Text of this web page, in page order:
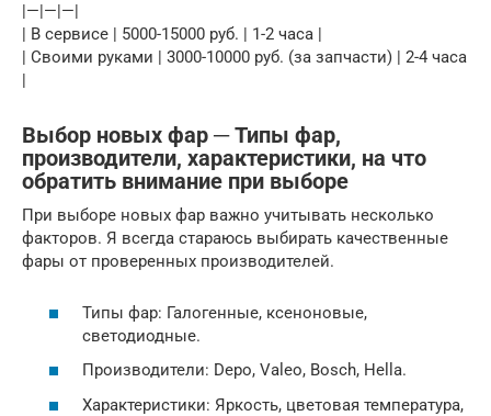
|—|—|—|
| В сервисе | 5000-15000 руб. | 1-2 часа |
| Своими руками | 3000-10000 руб. (за запчасти) | 2-4 часа
|
Выбор новых фар ─ Типы фар,
производители, характеристики, на что
обратить внимание при выборе
При выборе новых фар важно учитывать несколько
факторов. Я всегда стараюсь выбирать качественные
фары от проверенных производителей.
Типы фар: Галогенные, ксеноновые,
светодиодные.
Производители: Depo, Valeo, Bosch, Hella.
Характеристики: Яркость, цветовая температура,